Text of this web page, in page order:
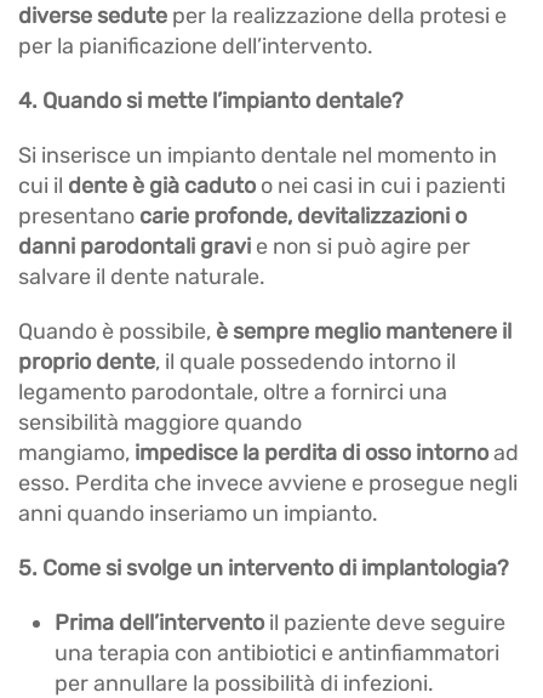
diverse sedute per la realizzazione della protesi e
per la pianificazione dell’intervento.
4. Quando si mette l’impianto dentale?
Si inserisce un impianto dentale nel momento in
cui il dente è già caduto o nei casi in cui i pazienti
presentano carie profonde, devitalizzazioni o
danni parodontali gravi e non si può agire per
salvare il dente naturale.
Quando è possibile, è sempre meglio mantenere il
proprio dente, il quale possedendo intorno il
legamento parodontale, oltre a fornirci una
sensibilità maggiore quando
mangiamo, impedisce la perdita di osso intornoad
esso. Perdita che invece avviene e prosegue negli
anni quando inseriamo un impianto.
5. Come si svolge un intervento di implantologia?
Prima dell’intervento il paziente deve seguire
una terapia con antibiotici e antinfiammatori
per annullare la possibilità di infezioni.